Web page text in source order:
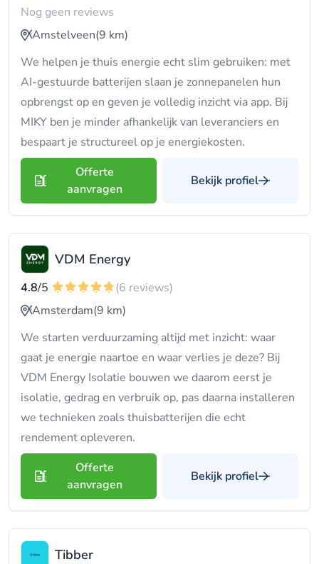
Nog geen reviews
Amstelveen(9 km)
We helpen je thuis energie echt slim gebruiken: met
AI-gestuurde batterijen slaan je zonnepanelen hun
opbrengst op en geven je volledig inzicht via app. Bij
MIKY ben je minder afhankelijk van leveranciers en
bespaart je structureel op je energiekosten.
Offerte
aanvragen
Bekijk profiel
VDM Energy
4.8/5
(6 reviews)
Amsterdam(9 km)
We starten verduurzaming altijd met inzicht: waar
gaat je energie naartoe en waar verlies je deze? Bij
VDM Energy Isolatie bouwen we daarom eerst je
isolatie, gedrag en verbruik op, pas daarna installeren
we technieken zoals thuisbatterijen die echt
rendement opleveren.
Offerte
aanvragen
Bekijk profiel
Tibber